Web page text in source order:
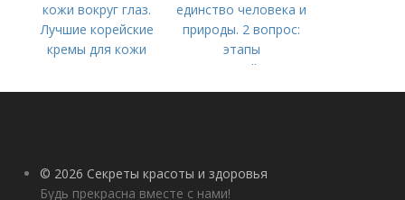
кожи вокруг глаз.
Лучшие корейские
кремы для кожи
году
единство человека и
природы. 2 вопрос:
этапы
взаимодействия
природного и
© 2026 Секреты красоты и здоровья
Будь прекрасна вместе с нами!